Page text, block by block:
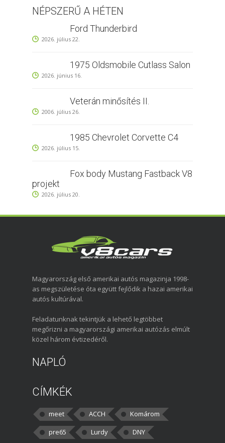
NÉPSZERŰ A HÉTEN
Ford Thunderbird
2026. július 22.
1975 Oldsmobile Cutlass Salon
2026. június 16.
Veterán minősítés II.
2006. július 26.
1985 Chevrolet Corvette C4
2026. július 15.
Fox body Mustang Fastback V8
projekt
2026. július 20.
Magyarország első amerikai autós magazinja 1998-
as megszületése óta együtt fejlődik a hazai amerikai
autós kultúrával.
Feladatunknak tekintjük a lehető legtöbbet
megőrizni a magyarországi amerikai autózás elmúlt
közel három évtizedéről.
NAPLÓ
CÍMKÉK
meet ACCH
Komárom
pre65
Lurdy DNY